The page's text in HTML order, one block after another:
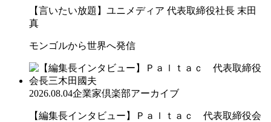
【言いたい放題】ユニメディア 代表取締役社長 末田
真
モンゴルから世界へ発信
2026.08.04企業家倶楽部アーカイブ
【編集長インタビュー】Ｐａｌｔａｃ 代表取締役会